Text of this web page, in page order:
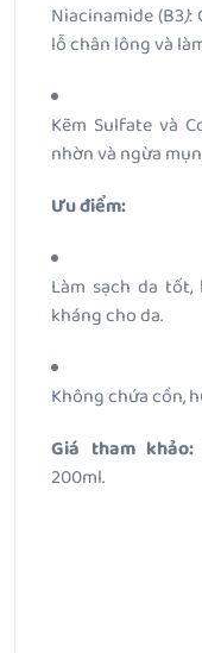
Niacinamide (B3):
lỗ chân lông và
Kẽm Sulfate và
nhờn và ngừa
Ưu điểm:
Làm sạch da
kháng cho da.
Không chứa cồn,
Giá tham khảo:
200ml.